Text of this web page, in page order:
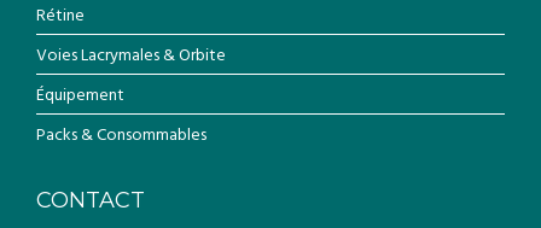
Rétine
Voies Lacrymales & Orbite
Équipement
Packs & Consommables
CONTACT